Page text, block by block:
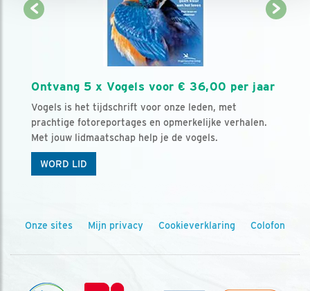
Ontvang 5 x Vogels voor € 36,00 per jaar
Vogels is het tijdschrift voor onze leden, met
prachtige fotoreportages en opmerkelijke verhalen.
Met jouw lidmaatschap help je de vogels.
WORD LID
Onze sites Mijn privacy Cookieverklaring Colofon